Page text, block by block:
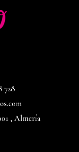
728
, Almería